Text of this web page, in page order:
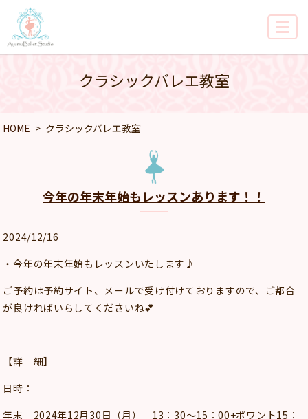
MENU
クラシックバレエ教室
HOME クラシックバレエ教室
今年の年末年始もレッスンあります！！
2024/12/16
・今年の年末年始もレッスンいたします♪
ご予約は予約サイト、メールで受け付けておりますので、ご都合
が良ければいらしてくださいね💕
【詳 細】
日時：
年末 2024年12月30日（月） 13：30～15：00+ポワント15：